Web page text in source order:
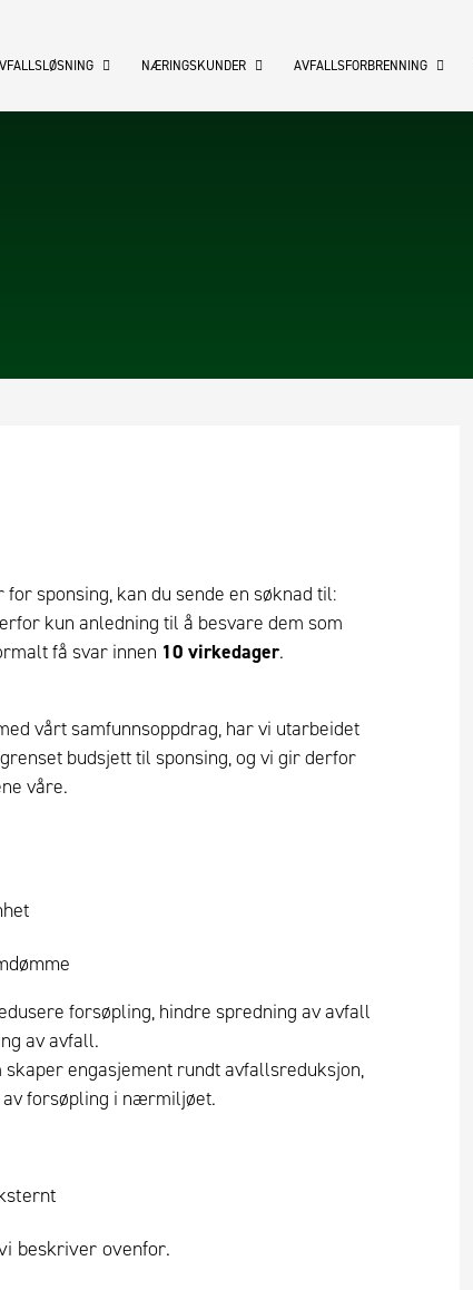
NÆRINGSKUNDER AVFALLSFORBRENNING
sponsing, kan du sende en søknad til:
kun anledning til å besvare dem som
få svar innen 10 virkedager.
vårt samfunnsoppdrag, har vi utarbeidet
budsjett til sponsing, og vi gir derfor
våre.
forsøpling, hindre spredning av avfall
av avfall.
engasjement rundt avfallsreduksjon,
forsøpling i nærmiljøet.
beskriver ovenfor.